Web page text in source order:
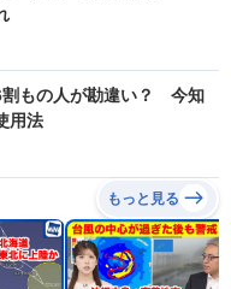
もの人が勘違い？ 今知
用法
もっと見る